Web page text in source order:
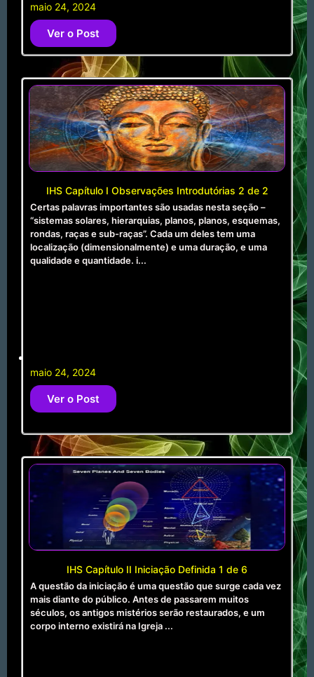
maio 24, 2024
Ver o Post
IHS Capítulo I Observações Introdutórias 2 de 2
Certas palavras importantes são usadas nesta seção –
“sistemas solares, hierarquias, planos, planos, esquemas,
rondas, raças e sub-raças”. Cada um deles tem uma
localização (dimensionalmente) e uma duração, e uma
qualidade e quantidade. i...
maio 24, 2024
Ver o Post
IHS Capítulo II Iniciação Definida 1 de 6
A questão da iniciação é uma questão que surge cada vez
mais diante do público. Antes de passarem muitos
séculos, os antigos mistérios serão restaurados, e um
corpo interno existirá na Igreja ...